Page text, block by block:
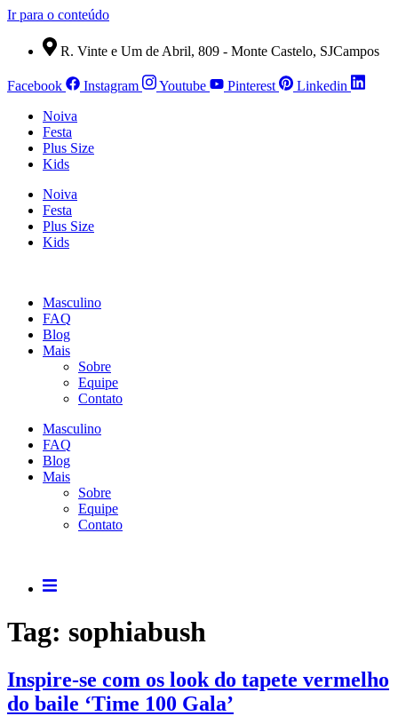
Ir para o conteúdo
R. Vinte e Um de Abril, 809 - Monte Castelo, SJCampos
Facebook Instagram Youtube Pinterest
Linkedin
Noiva
Festa
Plus Size
Kids
Noiva
Festa
Plus Size
Kids
Masculino
FAQ
Blog
Mais
Sobre
Equipe
Contato
Masculino
FAQ
Blog
Mais
Sobre
Equipe
Contato
Tag: sophiabush
Inspire-se com os look do tapete vermelho
do baile ‘Time 100 Gala’